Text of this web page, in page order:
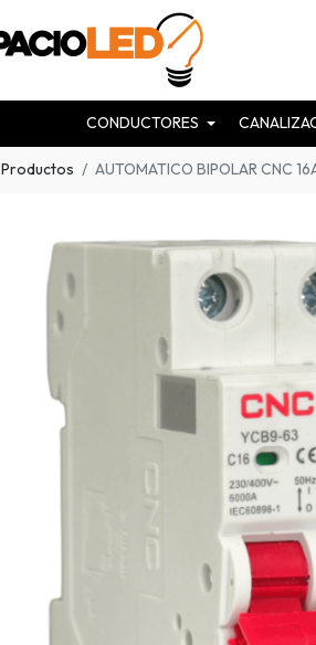
CONDUCTORES
Productos AUTOMATICO BIPOLAR CNC